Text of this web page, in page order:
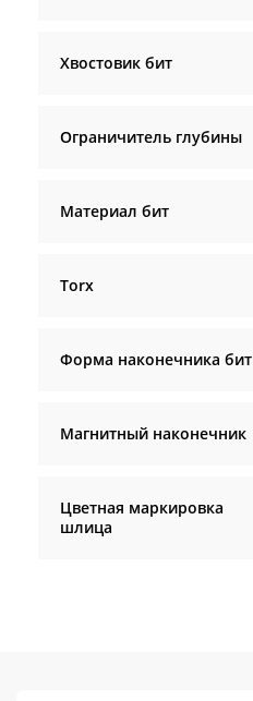
Хвостовик бит
Ограничитель глубины
Материал бит
Torx
Форма наконечника бит
Магнитный наконечник
Цветная маркировка
шлица